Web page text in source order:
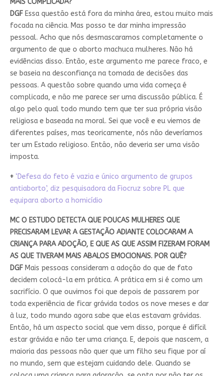
MAIS COMPLICADA?
DGFEssa questão está fora da minha área, estou muito mais
focada na ciência. Mas posso te dar minha impressão
pessoal. Acho que nós desmascaramos completamente o
argumento de que o aborto machuca mulheres. Não há
evidências disso. Então, este argumento me parece fraco, e
se baseia na desconfiança na tomada de decisões das
pessoas. A questão sobre quando uma vida começa é
complicada, e não me parece ser uma discussão pública. É
algo pelo qual todo mundo tem que ter sua própria visão
religiosa e baseada na moral. Sei que você e eu viemos de
diferentes países, mas teoricamente, nós não deveríamos
ter um Estado religioso. Então, não deveria ser uma visão
imposta.
+ ‘Defesa do feto é vazia e único argumento de grupos
antiaborto’, diz pesquisadora da Fiocruz sobre PL que
equipara aborto a homicídio
MC O ESTUDO DETECTA QUE POUCAS MULHERES QUE
PRECISARAM LEVAR A GESTAÇÃO ADIANTE COLOCARAM A
CRIANÇA PARA ADOÇÃO, E QUE AS QUE ASSIM FIZERAM FORAM
AS QUE TIVERAM MAIS ABALOS EMOCIONAIS. POR QUÊ?
DGF Mais pessoas consideram a adoção do que de fato
decidem colocá-la em prática. A prática em si é como um
sacrifício. O que ouvimos foi que depois de passarem por
toda experiência de ficar grávida todos os nove meses e dar
à luz, todo mundo agora sabe que elas estavam grávidas.
Então, há um aspecto social que vem disso, porque é difícil
estar grávida e não ter uma criança. E, depois que nascem, a
maioria das pessoas não quer que um filho seu fique por aí
no mundo, sem que estejam cuidando dele. Quando se